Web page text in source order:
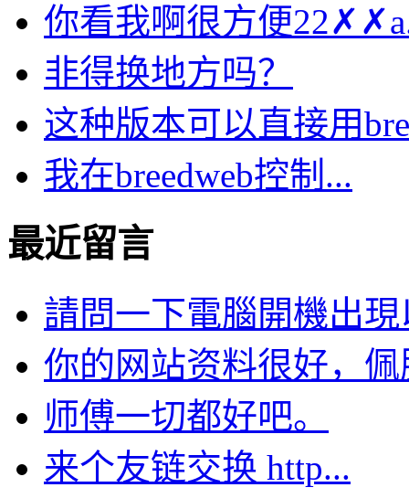
你看我啊很方便
非得换地方吗？
这种版本可以直接用
我在breedweb控制...
最近留言
請問一下電腦開機出現
你的网站资料很好，佩
师傅一切都好吧。
来个友链交换 http...